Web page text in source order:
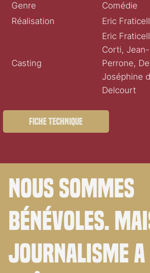
Genre
Comédie
Réalisation
Eric
Casting
Eric
Corti,
Perrone,
Joséphine
Delcourt
Fiche technique
Nous sommes
bénévoles.
journalisme a